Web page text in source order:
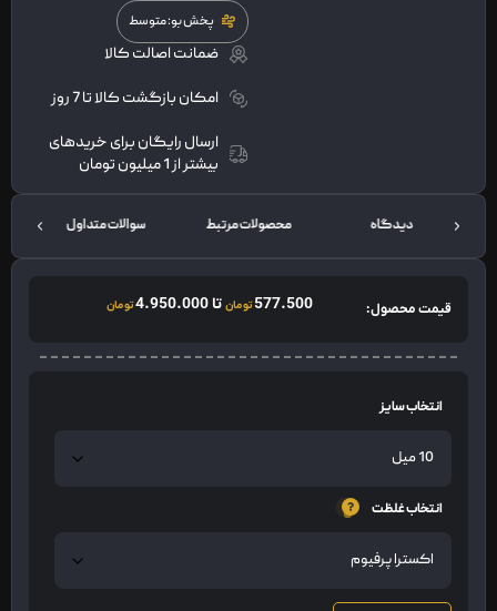
پخش بو: متوسط
ضمانت اصالت کالا
امکان بازگشت کالا تا 7 روز
ارسال رایگان برای خریدهای
بیشتر از 1 میلیون تومان
دیدگاه محصولات مرتبط سوالات متداول
قیمت محصول: 577.500تومانتا4.950.000تومان
انتخاب سایز
انتخاب غلظت